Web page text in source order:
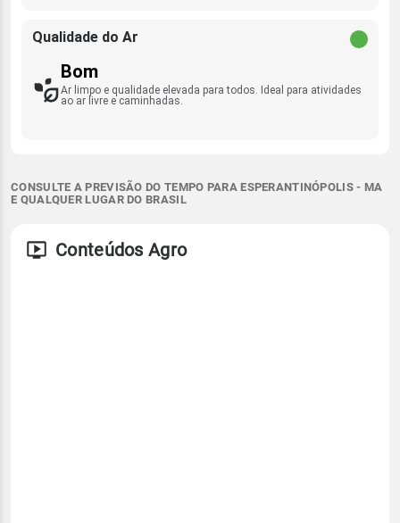
Qualidade do Ar
Bom
Ar limpo e qualidade elevada para todos. Ideal para atividades
ao ar livre e caminhadas.
CONSULTE A PREVISÃO DO TEMPO PARA ESPERANTINÓPOLIS - MA
E QUALQUER LUGAR DO BRASIL
Conteúdos Agro